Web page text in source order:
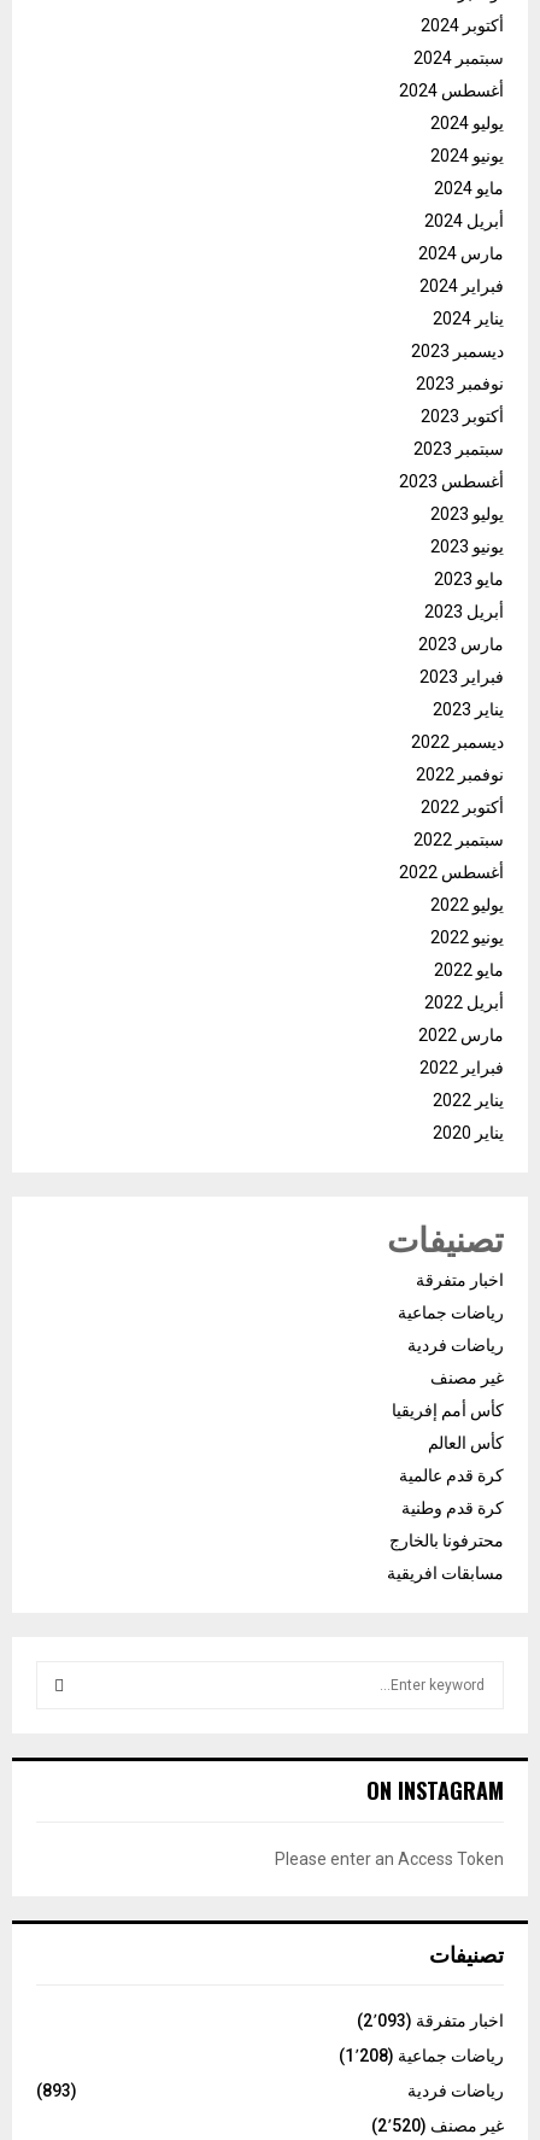
أكتوبر 2024
سبتمبر 2024
أغسطس 2024
يوليو 2024
يونيو 2024
مايو 2024
أبريل 2024
مارس 2024
فبراير 2024
يناير 2024
ديسمبر 2023
نوفمبر 2023
أكتوبر 2023
سبتمبر 2023
أغسطس 2023
يوليو 2023
يونيو 2023
مايو 2023
أبريل 2023
مارس 2023
فبراير 2023
يناير 2023
ديسمبر 2022
نوفمبر 2022
أكتوبر 2022
سبتمبر 2022
أغسطس 2022
يوليو 2022
يونيو 2022
مايو 2022
أبريل 2022
مارس 2022
فبراير 2022
يناير 2022
يناير 2020
تصنيفات
اخبار متفرقة
رياضات جماعية
رياضات فردية
غير مصنف
كأس أمم إفريقيا
كأس العالم
كرة قدم عالمية
كرة قدم وطنية
محترفونا بالخارج
مسابقات افريقية
h
o
C
ON INSTAGRAM
Please enter an Access Token
تصنيفات
اخبار متفرقة (2٬093)
رياضات جماعية (1٬208)
رياضات فردية
(893)
غير مصنف (2٬520)